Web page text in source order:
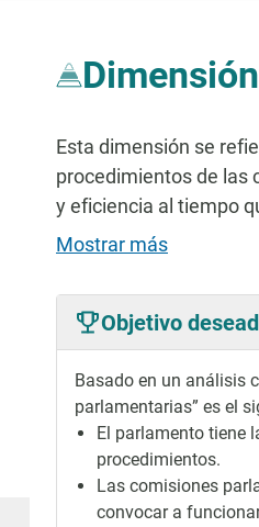
Esta dimensión se
procedimientos de las
y eficiencia al tiempo
Mostrar más
Objetivo
Basado en un análisis
parlamentarias” es el
El parlamento tiene
procedimientos.
Las comisiones
convocar a